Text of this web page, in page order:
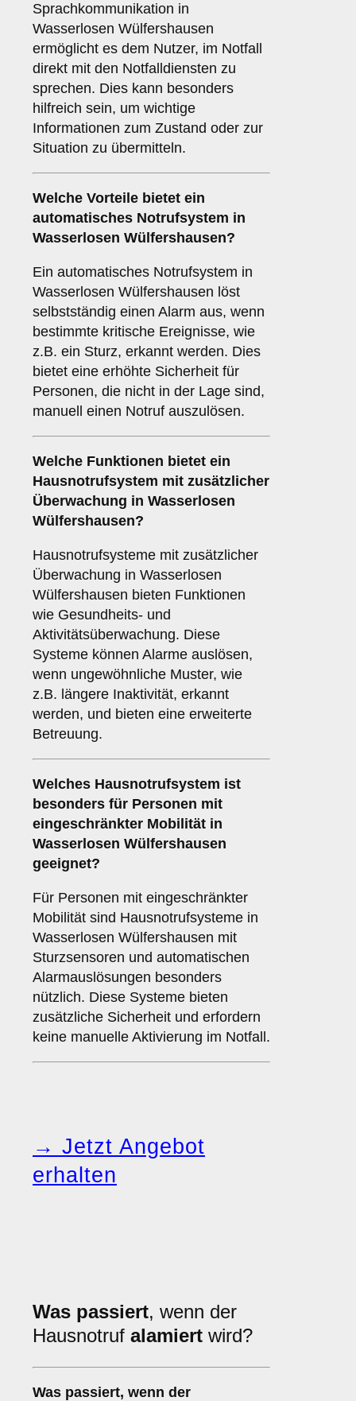
Sprachkommunikation in
Wasserlosen Wülfershausen
ermöglicht es dem Nutzer, im Notfall
direkt mit den Notfalldiensten zu
sprechen. Dies kann besonders
hilfreich sein, um wichtige
Informationen zum Zustand oder zur
Situation zu übermitteln.
Welche Vorteile bietet ein
automatisches Notrufsystem in
Wasserlosen Wülfershausen?
Ein automatisches Notrufsystem in
Wasserlosen Wülfershausen löst
selbstständig einen Alarm aus, wenn
bestimmte kritische Ereignisse, wie
z.B. ein Sturz, erkannt werden. Dies
bietet eine erhöhte Sicherheit für
Personen, die nicht in der Lage sind,
manuell einen Notruf auszulösen.
Welche Funktionen bietet ein
Hausnotrufsystem mit zusätzlicher
Überwachung in Wasserlosen
Wülfershausen?
Hausnotrufsysteme mit zusätzlicher
Überwachung in Wasserlosen
Wülfershausen bieten Funktionen
wie Gesundheits- und
Aktivitätsüberwachung. Diese
Systeme können Alarme auslösen,
wenn ungewöhnliche Muster, wie
z.B. längere Inaktivität, erkannt
werden, und bieten eine erweiterte
Betreuung.
Welches Hausnotrufsystem ist
besonders für Personen mit
eingeschränkter Mobilität in
Wasserlosen Wülfershausen
geeignet?
Für Personen mit eingeschränkter
Mobilität sind Hausnotrufsysteme in
Wasserlosen Wülfershausen mit
Sturzsensoren und automatischen
Alarmauslösungen besonders
nützlich. Diese Systeme bieten
zusätzliche Sicherheit und erfordern
keine manuelle Aktivierung im Notfall.
→ Jetzt Angebot
erhalten
Was passiert, wenn der
Hausnotruf alamiert wird?
Was passiert, wenn der